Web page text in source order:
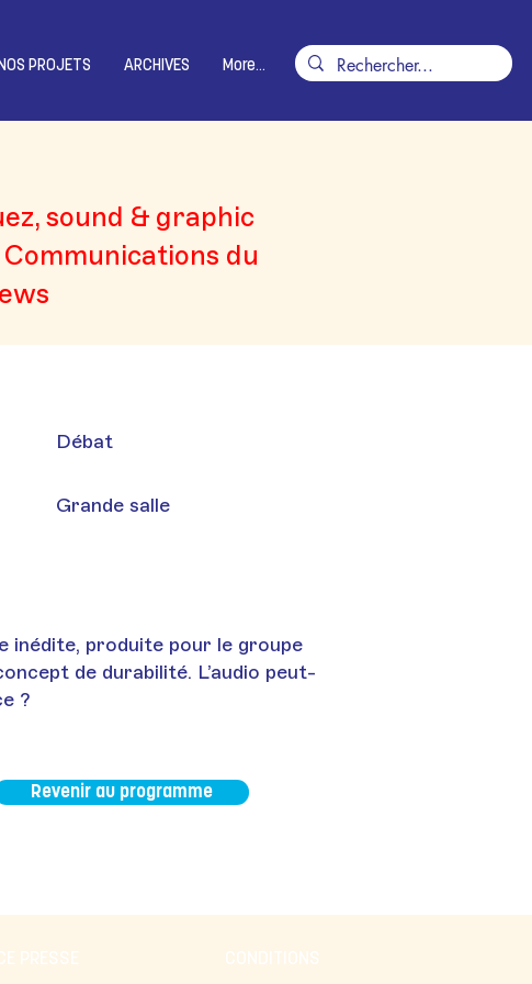
PROJETS ARCHIVES More...
sound & graphic
du
Débat
Grande salle
inédite, produite pour le groupe
de durabilité. L’audio peut-
?
Revenir au programme
PRESSE CONDITIONS